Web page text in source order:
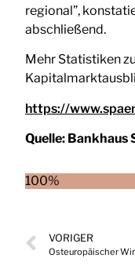
regional”,
abschließend.
Mehr Statistiken
https://
Quelle: Bankhaus
100%
VORIGER